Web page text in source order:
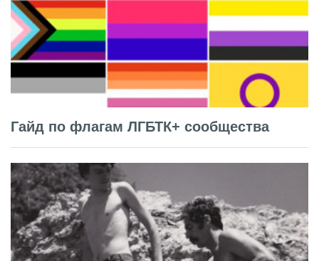
Гайд по флагам ЛГБТК+ сообщества